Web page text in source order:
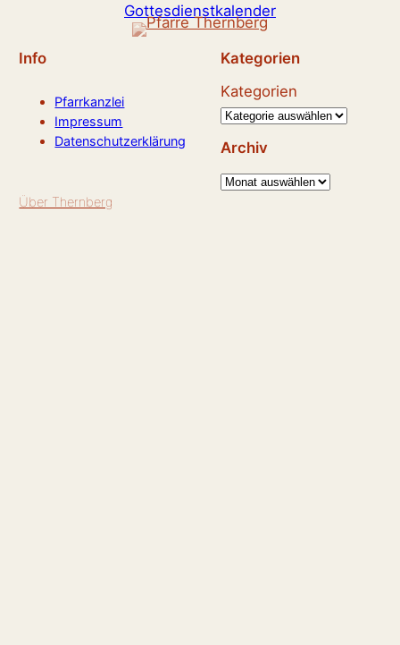
Gottesdienstkalender
Info
Pfarrkanzlei
Impressum
Datenschutzerklärung
Kategorien
Kategorien
Archiv
A
Über Thernberg